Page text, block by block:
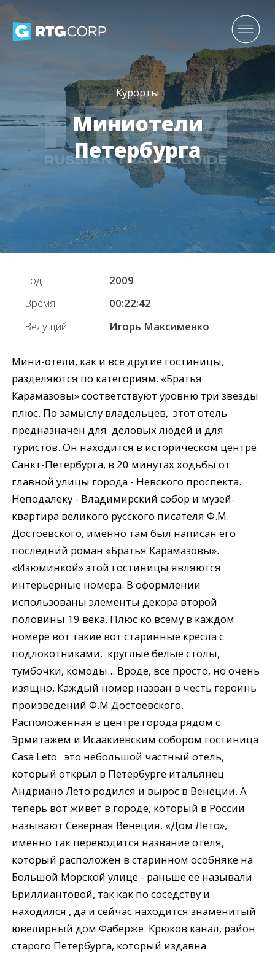
Курорты
Миниотели
Петербурга
Год
2009
Время
00:22:42
Ведущий
Игорь Максименко
Мини-отели, как и все другие гостиницы,
разделяются по категориям. «Братья
Карамазовы» соответствуют уровню три звезды
плюс. По замыслу владельцев, этот отель
предназначен для деловых людей и для
туристов. Он находится в историческом центре
Санкт-Петербурга, в 20 минутах ходьбы от
главной улицы города - Невского проспекта.
Неподалеку - Владимирский собор и музей-
квартира великого русского писателя Ф.М.
Достоевского, именно там был написан его
последний роман «Братья Карамазовы».
«Изюминкой» этой гостиницы являются
интерьерные номера. В оформлении
использованы элементы декора второй
половины 19 века. Плюс ко всему в каждом
номере вот такие вот старинные кресла с
подлокотниками, круглые белые столы,
тумбочки, комоды... Вроде, все просто, но очень
изящно. Каждый номер назван в честь героинь
произведений Ф.М.Достоевского.
Расположенная в центре города рядом с
Эрмитажем и Исаакиевским собором гостиница
Casa Leto это небольшой частный отель,
который открыл в Петербурге итальянец
Андриано Лето родился и вырос в Венеции. А
теперь вот живет в городе, который в России
называют Северная Венеция. «Дом Лето»,
именно так переводится название отеля,
который расположен в старинном особняке на
Большой Морской улице - раньше её называли
Бриллиантовой, так как по соседству и
находился , да и сейчас находится знаменитый
ювелирный дом Фаберже. Крюков канал, район
старого Петербурга, который издавна